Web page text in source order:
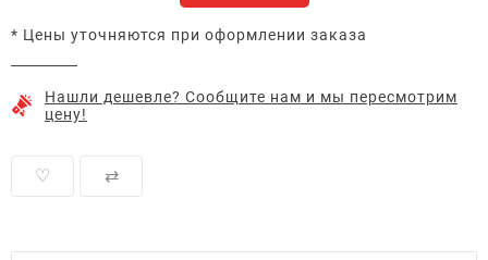
* Цены уточняются при оформлении заказа
Нашли дешевле? Сообщите нам и мы пересмотрим
цену!
♡ ⇄